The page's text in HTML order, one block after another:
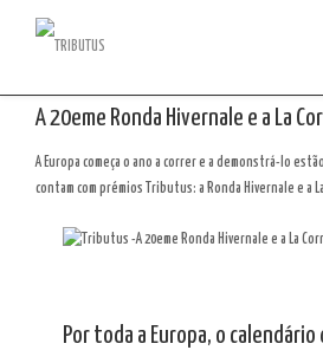
A 20eme Ronda Hivernale e a La
A Europa começa o ano a correr e a demonstrá-lo
contam com prémios Tributus: a Ronda Hivernale e a
Por toda a Europa, o